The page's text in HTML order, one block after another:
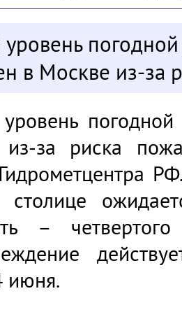
в Москве из-за
за риска
–
июня.